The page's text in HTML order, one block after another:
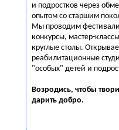
и подростков через
опытом со старшим
Мы проводим
конкурсы, мастер-
круглые столы.
реабилитационные
"особых" детей и
Возродись, чтобы
дарить добро.